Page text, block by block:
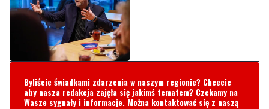
Byliście świadkami zdarzenia w naszym regionie? Chcecie
aby nasza redakcja zajęła się jakimś tematem? Czekamy na
Wasze sygnały i informacje. Można kontaktować się z naszą